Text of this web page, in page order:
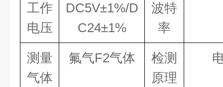
工作
电压
DC5V±1%/D
C24±1%
波特
率
测量
气体
氟气F2气体
检测
原理